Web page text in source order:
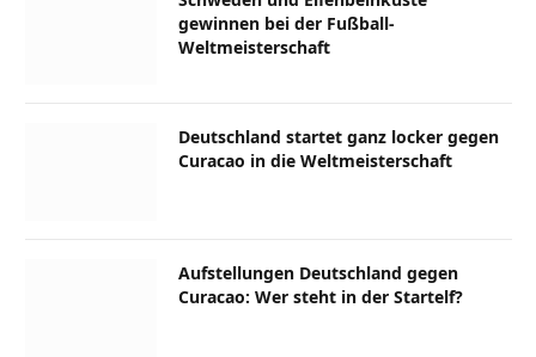
gewinnen bei der Fußball-
Weltmeisterschaft
Deutschland startet ganz locker gegen
Curacao in die Weltmeisterschaft
Aufstellungen Deutschland gegen
Curacao: Wer steht in der Startelf?